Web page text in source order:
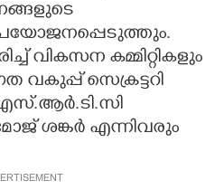
വികസന കമ്മിറ്റികളും
വകുപ്പ് സെക്രട്ടറി
ശങ്കർ എന്നിവരും